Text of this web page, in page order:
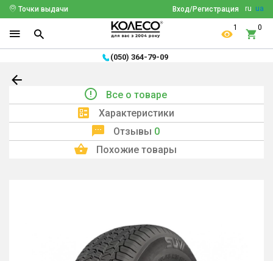
ru ua
Вход/Регистрация
Точки выдачи
1 0
(050) 364-79-09
Все о товаре
Характеристики
Отзывы 0
Похожие товары